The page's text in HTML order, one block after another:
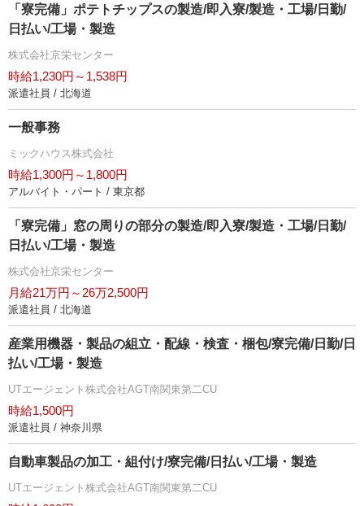
「寮完備」ポテトチップスの製造/即入寮/製造・工場/日勤/
日払い/工場・製造
株式会社京栄センター
時給1,230円～1,538円
派遣社員 / 北海道
一般事務
ミックハウス株式会社
時給1,300円～1,800円
アルバイト・パート / 東京都
「寮完備」窓の周りの部分の製造/即入寮/製造・工場/日勤/
日払い/工場・製造
株式会社京栄センター
月給21万円～26万2,500円
派遣社員 / 北海道
産業用機器・製品の組立・配線・検査・梱包/寮完備/日勤/日
払い/工場・製造
UTエージェント株式会社AGT南関東第二CU
時給1,500円
派遣社員 / 神奈川県
自動車製品の加工・組付け/寮完備/日払い/工場・製造
UTエージェント株式会社AGT南関東第二CU